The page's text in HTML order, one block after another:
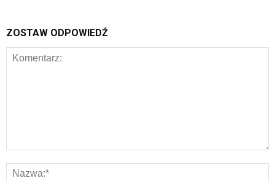
ZOSTAW ODPOWIEDŹ